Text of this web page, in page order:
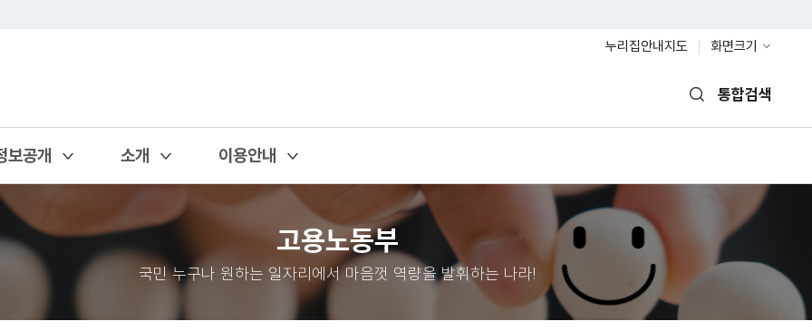
누리집안내지도
화면크기
통합검색
보공개
기
소개
열기
이용안내
열기
고용노동부
국민 누구나 원하는 일자리에서 마음껏 역량을 발휘하는 나라!